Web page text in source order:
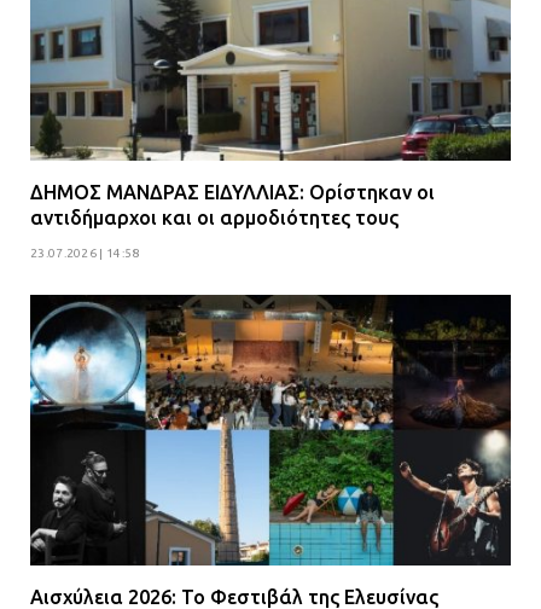
ΔΗΜΟΣ ΜΑΝΔΡΑΣ ΕΙΔΥΛΛΙΑΣ: Ορίστηκαν οι
αντιδήμαρχοι και οι αρμοδιότητες τους
23.07.2026 | 14:58
Αισχύλεια 2026: Το Φεστιβάλ της Ελευσίνας